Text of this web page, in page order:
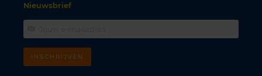
Nieuwsbrief
INSCHRIJVEN